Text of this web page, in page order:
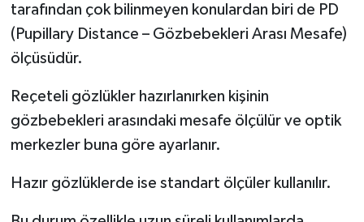
tarafından çok bilinmeyen konulardan biri de PD
(Pupillary Distance – Gözbebekleri Arası Mesafe)
ölçüsüdür.
Reçeteli gözlükler hazırlanırken kişinin
gözbebekleri arasındaki mesafe ölçülür ve optik
merkezler buna göre ayarlanır.
Hazır gözlüklerde ise standart ölçüler kullanılır.